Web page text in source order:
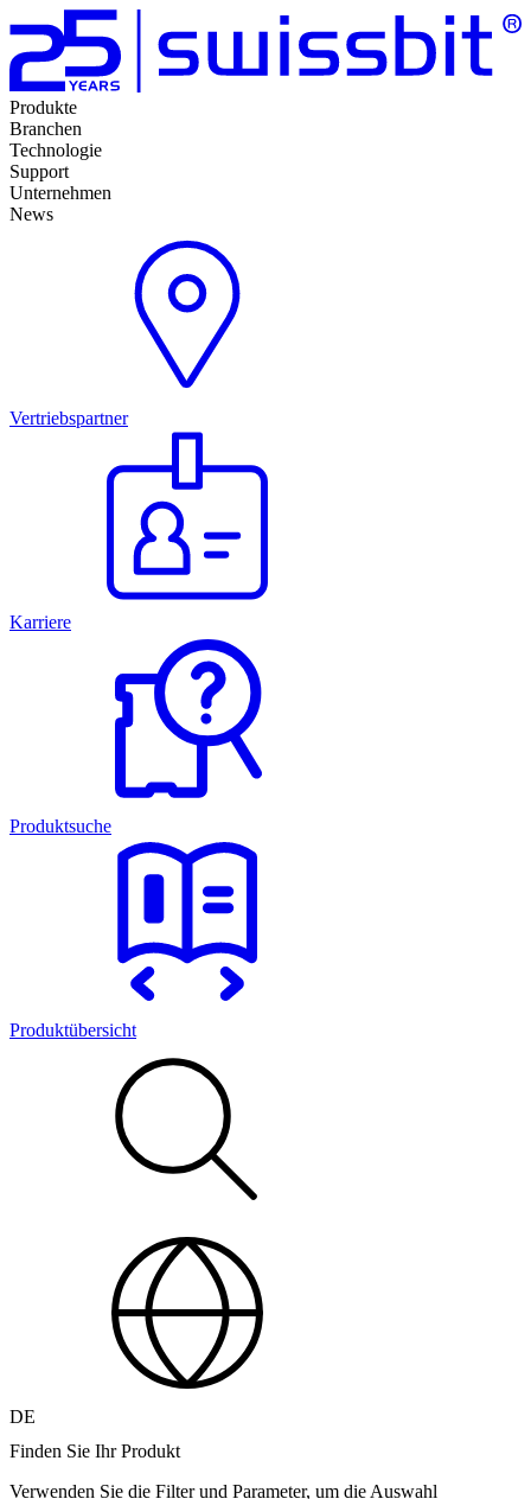
Produkte
Branchen
Technologie
Support
Unternehmen
News
Vertriebspartner
Karriere
Produktsuche
Produktübersicht
DE
Finden Sie Ihr Produkt
Verwenden Sie die Filter und Parameter, um die Auswahl